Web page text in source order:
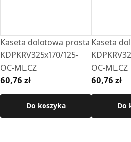
Kaseta dolotowa prosta
KDPKRV325x170/125-
OC-ML.CZ
60,76 zł
Do koszyka
Kaseta
OC-ML.CZ
60,76 zł
Do